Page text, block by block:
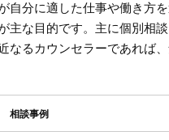
自分に適した仕事や働き方
主な目的です。主に個別相
なるカウンセラーであれば
相談事例